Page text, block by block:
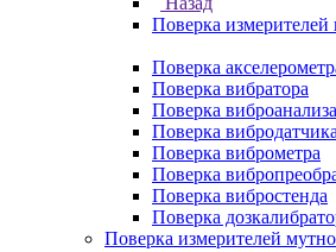
Поверка
Поверка
Поверка вибратора
Поверка
Поверка вибродатчика
Поверка виброметра
Поверка
Поверка вибростенда
Поверка
Поверка измерителей